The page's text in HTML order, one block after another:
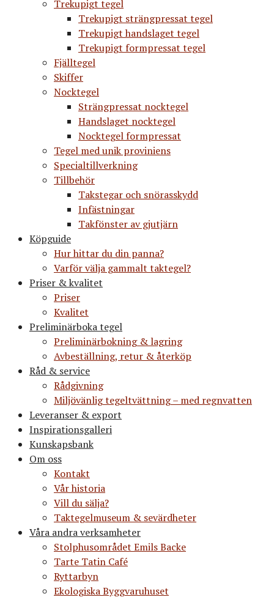
Trekupigt tegel
Trekupigt strängpressat tegel
Trekupigt handslaget tegel
Trekupigt formpressat tegel
Fjälltegel
Skiffer
Nocktegel
Strängpressat nocktegel
Handslaget nocktegel
Nocktegel formpressat
Tegel med unik proviniens
Specialtillverkning
Tillbehör
Takstegar och snörasskydd
Infästningar
Takfönster av gjutjärn
Köpguide
Hur hittar du din panna?
Varför välja gammalt taktegel?
Priser & kvalitet
Priser
Kvalitet
Preliminärboka tegel
Preliminärbokning & lagring
Avbeställning, retur & återköp
Råd & service
Rådgivning
Miljövänlig tegeltvättning – med regnvatten
Leveranser & export
Inspirationsgalleri
Kunskapsbank
Om oss
Kontakt
Vår historia
Vill du sälja?
Taktegelmuseum & sevärdheter
Våra andra verksamheter
Stolphusområdet Emils Backe
Tarte Tatin Café
Ryttarbyn
Ekologiska Byggvaruhuset